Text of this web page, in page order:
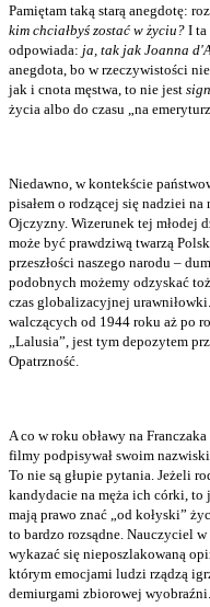
Pamiętam taką starą anegdotę:
kim chciałbyś zostać w życiu? I ta
odpowiada: ja, tak jak Joanna
anegdota, bo w rzeczywistości
jak i cnota męstwa, to nie jest
życia albo do czasu „na
Niedawno, w kontekście
pisałem o rodzącej się nadziei
Ojczyzny. Wizerunek tej młodej
może być prawdziwą twarzą
przeszłości naszego narodu –
podobnych możemy odzyskać
czas globalizacyjnej
walczących od 1944 roku aż po
„Lalusia”, jest tym depozytem
Opatrzność.
A co w roku obławy na
filmy podpisywał swoim
To nie są głupie pytania. Jeżeli
kandydacie na męża ich córki,
mają prawo znać „od kołyski”
to bardzo rozsądne. Nauczyciel
wykazać się nieposzlakowaną
którym emocjami ludzi rządzą
demiurgami zbiorowej